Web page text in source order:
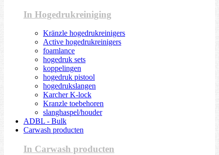
In Hogedrukreiniging
Kränzle hogedrukreinigers
Active hogedrukreinigers
foamlance
hogedruk sets
koppelingen
hogedruk pistool
hogedrukslangen
Karcher K-lock
Kranzle toebehoren
slanghaspel/houder
ADBL - Bulk
Carwash producten
In Carwash producten